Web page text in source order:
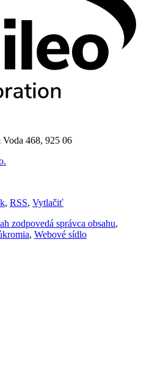
468, 925 06
, RSS, Vytlačiť
zodpovedá správca obsahu,
, Webové sídlo